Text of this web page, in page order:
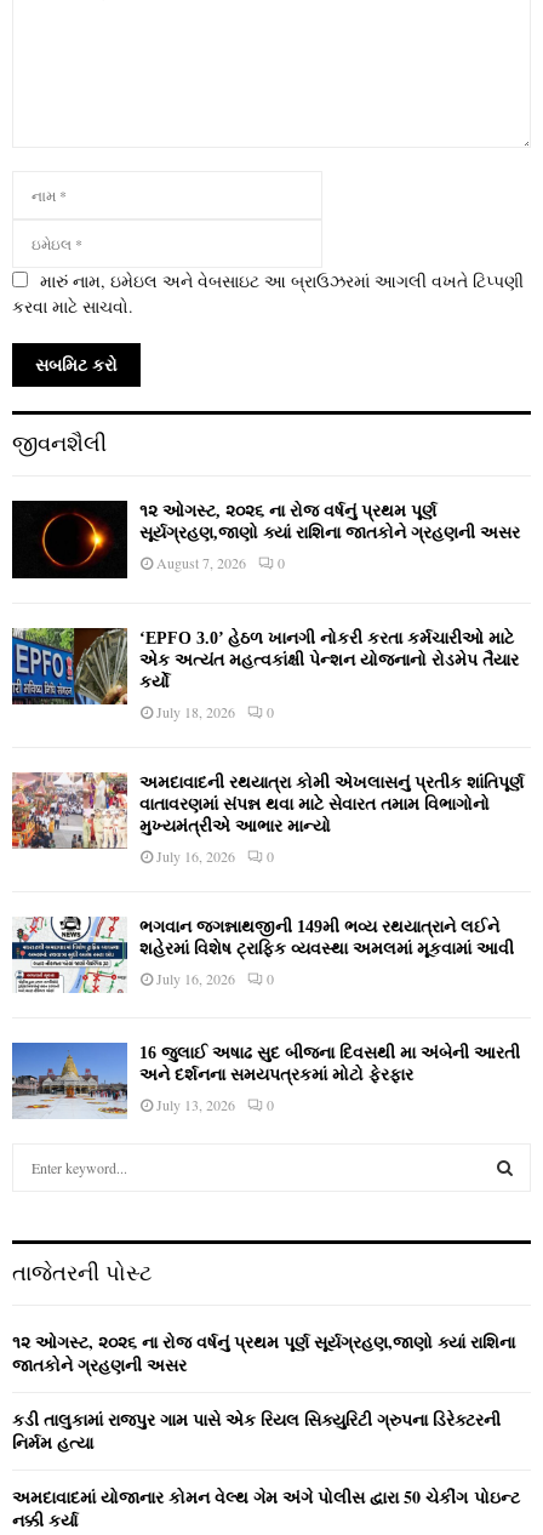
મારું નામ, ઇમેઇલ અને વેબસાઇટ આ બ્રાઉઝરમાં આગલી વખતે ટિપ્પણી
કરવા માટે સાચવો.
જીવનશૈલી
૧૨ ઓગસ્ટ, ૨૦૨૬ ના રોજ વર્ષનું પ્રથમ પૂર્ણ
સૂર્યગ્રહણ,જાણો ક્યાં રાશિના જાતકોને ગ્રહણની અસર
August 7, 2026 0
‘EPFO 3.0’ હેઠળ ખાનગી નોકરી કરતા કર્મચારીઓ માટે
એક અત્યંત મહત્વકાંક્ષી પેન્શન યોજનાનો રોડમેપ તૈયાર
કર્યો
July 18, 2026 0
અમદાવાદની રથયાત્રા કોમી એખલાસનું પ્રતીક શાંતિપૂર્ણ
વાતાવરણમાં સંપન્ન થવા માટે સેવારત તમામ વિભાગોનો
મુખ્યમંત્રીએ આભાર માન્યો
July 16, 2026 0
ભગવાન જગન્નાથજીની 149મી ભવ્ય રથયાત્રાને લઈને
શહેરમાં વિશેષ ટ્રાફિક વ્યવસ્થા અમલમાં મૂકવામાં આવી
July 16, 2026 0
16 જુલાઈ અષાઢ સુદ બીજના દિવસથી મા અંબેની આરતી
અને દર્શનના સમયપત્રકમાં મોટો ફેરફાર
July 13, 2026 0
h
o
r
C
તાજેતરની પોસ્ટ
૧૨ ઓગસ્ટ, ૨૦૨૬ ના રોજ વર્ષનું પ્રથમ પૂર્ણ સૂર્યગ્રહણ,જાણો ક્યાં રાશિના
જાતકોને ગ્રહણની અસર
કડી તાલુકામાં રાજપુર ગામ પાસે એક રિયલ સિક્યુરિટી ગ્રુપના ડિરેક્ટરની
નિર્મમ હત્યા
અમદાવાદમાં યોજાનાર કોમન વેલ્‍થ ગેમ અંગે પોલીસ દ્વારા 50 ચેકીંગ પોઇન્‍ટ
નક્કી કર્યા